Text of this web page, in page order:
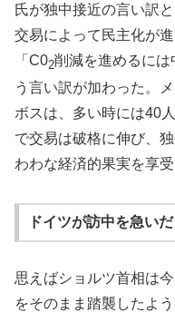
氏が独中接近の言い訳
交易によって民主化が
「C02削減を進めるに
う言い訳が加わった。
ボスは、多い時には40
で交易は破格に伸び、
わわな経済的果実を享受
ドイツが訪中を急い
思えばショルツ首相は
をそのまま踏襲したよ